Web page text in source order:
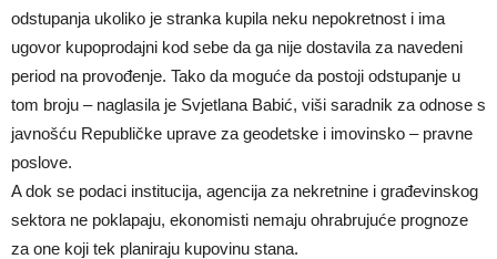
odstupanja ukoliko je stranka kupila neku nepokretnost i ima
ugovor kupoprodajni kod sebe da ga nije dostavila za navedeni
period na provođenje. Tako da moguće da postoji odstupanje u
tom broju – naglasila je Svjetlana Babić, viši saradnik za odnose s
javnošću Republičke uprave za geodetske i imovinsko – pravne
poslove.
A dok se podaci institucija, agencija za nekretnine i građevinskog
sektora ne poklapaju, ekonomisti nemaju ohrabrujuće prognoze
za one koji tek planiraju kupovinu stana.